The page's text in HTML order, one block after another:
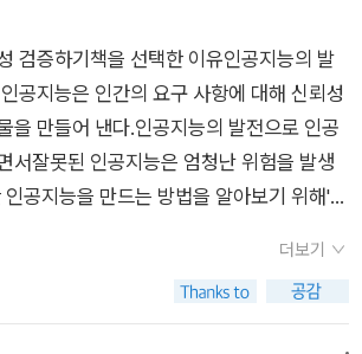
검증하기책을 선택한 이유인공지능의 발
공지능은 인간의 요구 사항에 대해 신뢰성
을 만들어 낸다.인공지능의 발전으로 인공
서잘못된 인공지능은 엄청난 위험을 발생
공지능을 만드는 방법을 알아보기 위해'인
어 품질 보증을 위한 테스트 기법'은CHAP
와 테스트CHAPTER 1 AI의 이해CHAPT
더보기